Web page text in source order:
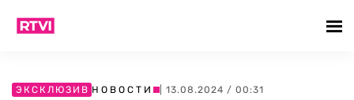
ЭКСКЛЮЗИВ НОВОСТИ | 13.08.2024 / 00:31